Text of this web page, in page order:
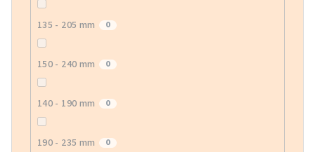
135 - 205 mm 0
150 - 240 mm 0
140 - 190 mm 0
190 - 235 mm 0